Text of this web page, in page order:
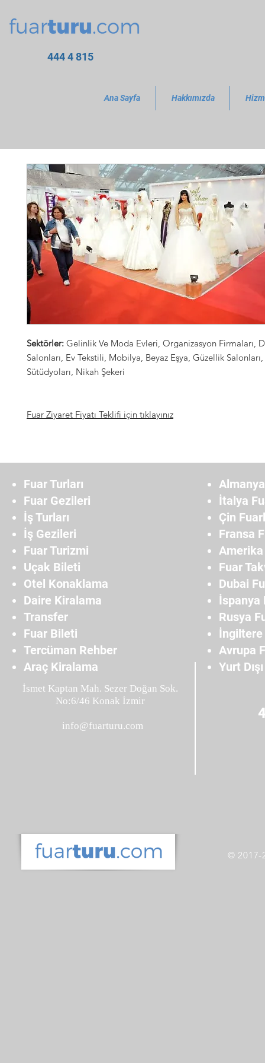
444 4 815
Ana Sayfa Hakkımızda
Sektörler: Gelinlik Ve Moda Evleri, Organizasyon Firmaları,
Salonları, Ev Tekstili, Mobilya, Beyaz Eşya, Güzellik
Sütüdyoları, Nikah Şekeri
Fuar Ziyaret Fiyatı Teklifi için tıklayınız
Fuar Turları
Fuar Gezileri
İş Turları
İş Gezileri
Fuar Turizmi
Uçak Bileti
Otel Konaklama
Daire Kiralama
Transfer
Fuar Bileti
Tercüman Rehber
Araç Kiralama
İtalya
Çin
Fransa
Amerika
Fuar
Dubai
İspanya
Rusya
İngiltere
Avrupa
Yurt
İsmet Kaptan Mah. Sezer Doğan Sok.
No:6/46 Konak İzmir
info@fuarturu.com
© 2017-